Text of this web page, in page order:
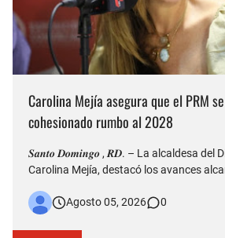
Carolina Mejía asegura que el PRM
cohesionado rumbo al 2028
𝑺𝒂𝒏𝒕𝒐 𝑫𝒐𝒎𝒊𝒏𝒈𝒐 , 𝑹𝑫. – La alcaldesa del
Carolina Mejía, destacó los avances
de fundación y aseguró que la ciudad
Agosto 05, 2026 0